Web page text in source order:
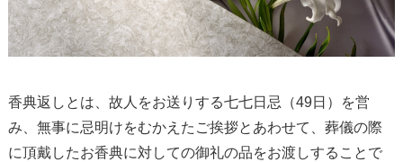
香典返しとは、故人をお送りする七七日忌（49日）を営
み、無事に忌明けをむかえたご挨拶とあわせて、葬儀の際
に頂戴したお香典に対しての御礼の品をお渡しすることで